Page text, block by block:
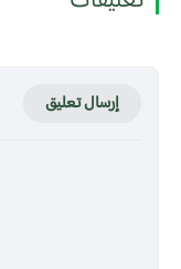
إرسال تعليق